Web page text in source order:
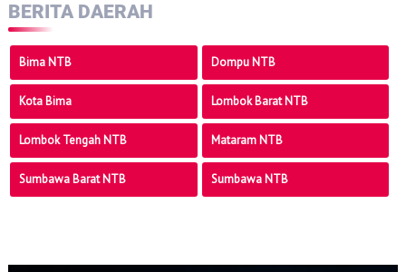
BERITA DAERAH
Bima NTB Dompu NTB
Kota Bima Lombok Barat NTB
Lombok Tengah NTB Mataram NTB
Sumbawa Barat NTB Sumbawa NTB